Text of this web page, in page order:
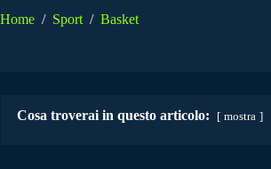
Home / Sport / Basket
Cosa troverai in questo articolo: mostra